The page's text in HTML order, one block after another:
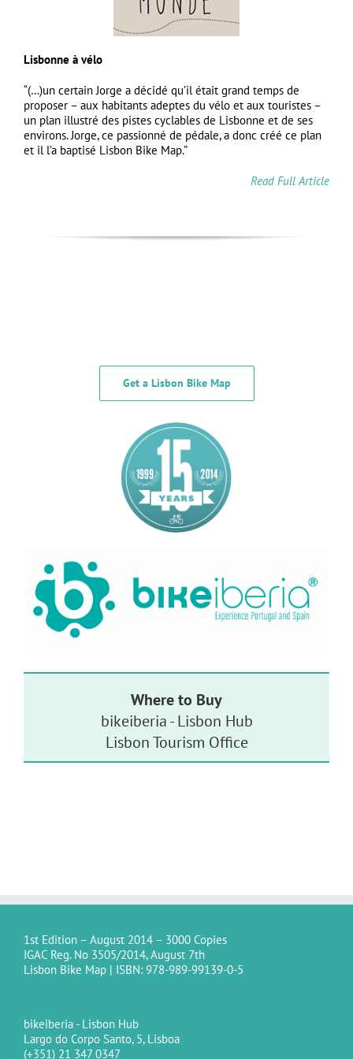
Lisbonne à vélo
“(…)un certain Jorge a décidé qu’il était grand temps de
proposer – aux habitants adeptes du vélo et aux touristes –
un plan illustré des pistes cyclables de Lisbonne et de ses
environs. Jorge, ce passionné de pédale, a donc créé ce plan
et il l’a baptisé Lisbon Bike Map.”
Read Full Article
Get a Lisbon Bike Map
Where to Buy
bikeiberia - Lisbon Hub
Lisbon Tourism Office
1st Edition – August 2014 – 3000 Copies
IGAC Reg. No 3505/2014, August 7th
Lisbon Bike Map | ISBN: 978-989-99139-0-5
bikeiberia - Lisbon Hub
Largo do Corpo Santo, 5, Lisboa
(+351) 21 347 0347